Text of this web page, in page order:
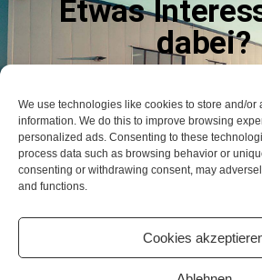
We use technologies like cookies to store and/or
information. We do this to improve browsing
personalized ads. Consenting to these
process data such as browsing behavior or
consenting or withdrawing consent, may
and functions.
Cookies
Etwas
dabei?
Kontaktieren Sie uns
© 2006 – 2026 STB – Service